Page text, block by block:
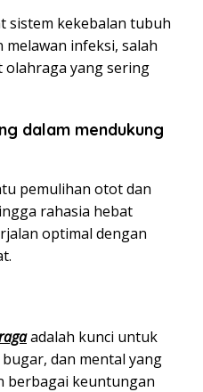
sistem kekebalan tubuh
infeksi, salah
olahraga yang sering
dalam mendukung
pemulihan otot dan
rahasia hebat
optimal dengan
adalah kunci untuk
dan mental yang
berbagai keuntungan